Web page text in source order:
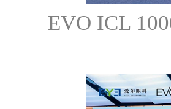
EVO ICL